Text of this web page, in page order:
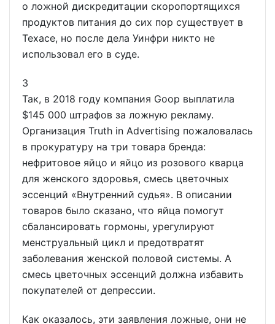
о ложной дискредитации скоропортящихся
продуктов питания до сих пор существует в
Техасе, но после дела Уинфри никто не
использовал его в суде.
3
Так, в 2018 году компания Goop выплатила
$145 000 штрафов за ложную рекламу.
Организация Truth in Advertising пожаловалась
в прокуратуру на три товара бренда:
нефритовое яйцо и яйцо из розового кварца
для женского здоровья, смесь цветочных
эссенций «Внутренний судья». В описании
товаров было сказано, что яйца помогут
сбалансировать гормоны, урегулируют
менструальный цикл и предотвратят
заболевания женской половой системы. А
смесь цветочных эссенций должна избавить
покупателей от депрессии.
Как оказалось, эти заявления ложные, они не